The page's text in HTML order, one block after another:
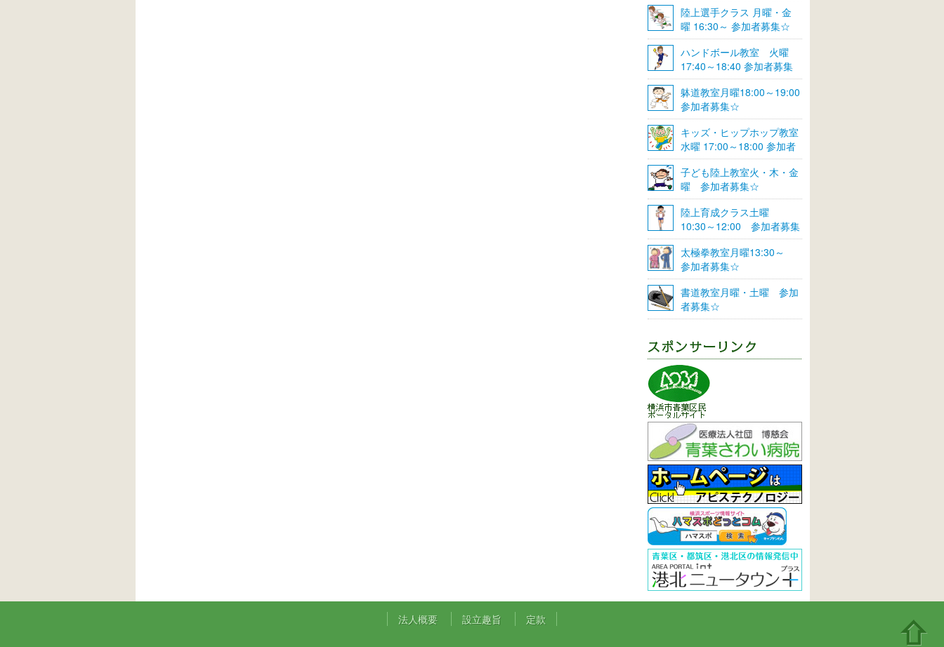
陸上選手クラス 月曜・金
曜 16:30～ 参加者募集☆
ハンドボール教室 火曜
17:40～18:40 参加者募集
☆
躰道教室月曜18:00～19:00
参加者募集☆
キッズ・ヒップホップ教室
水曜 17:00～18:00 参加者
募集☆
子ども陸上教室火・木・金
曜 参加者募集☆
陸上育成クラス土曜
10:30～12:00 参加者募集
☆
太極拳教室月曜13:30～
参加者募集☆
書道教室月曜・土曜 参加
者募集☆
法人概要 設立趣旨 定款